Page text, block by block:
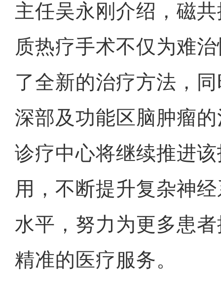
主任吴永刚介绍，磁
质热疗手术不仅为难
了全新的治疗方法，
深部及功能区脑肿瘤
诊疗中心将继续推进
用，不断提升复杂神
水平，努力为更多患
精准的医疗服务。